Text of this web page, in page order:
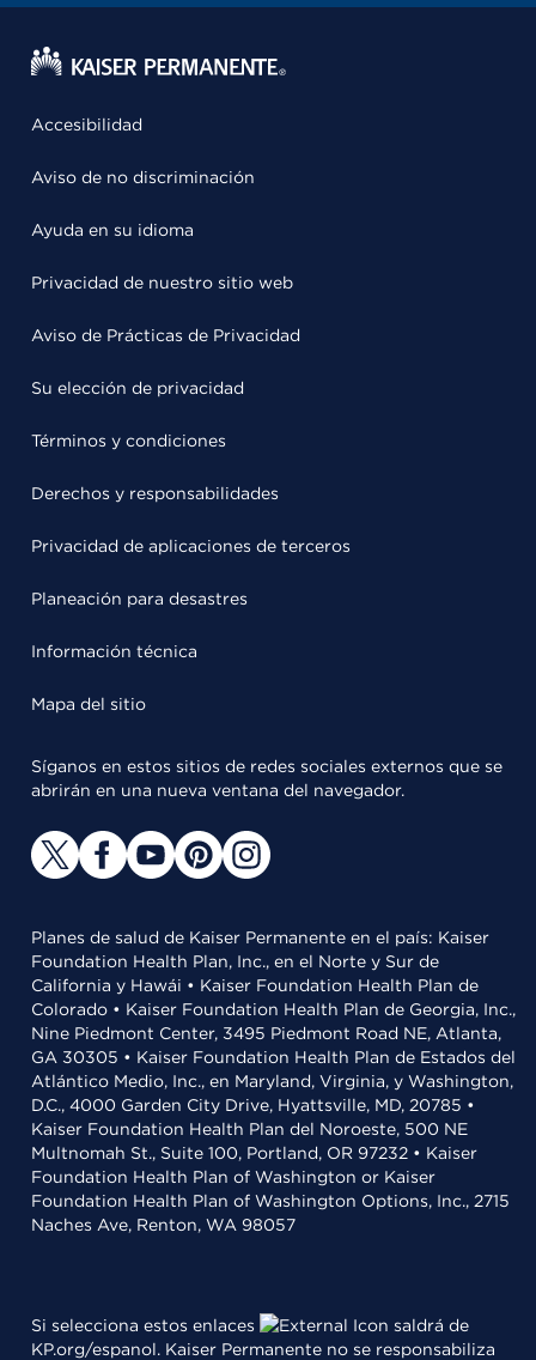
Accesibilidad
Aviso de no discriminación
Ayuda en su idioma
Privacidad de nuestro sitio web
Aviso de Prácticas de Privacidad
Su elección de privacidad
Términos y condiciones
Derechos y responsabilidades
Privacidad de aplicaciones de terceros
Planeación para desastres
Información técnica
Mapa del sitio
Síganos en estos sitios de redes sociales externos que se
abrirán en una nueva ventana del navegador.
Planes de salud de Kaiser Permanente en el país: Kaiser
Foundation Health Plan, Inc., en el Norte y Sur de
California y Hawái • Kaiser Foundation Health Plan de
Colorado • Kaiser Foundation Health Plan de Georgia, Inc.,
Nine Piedmont Center, 3495 Piedmont Road NE, Atlanta,
GA 30305 • Kaiser Foundation Health Plan de Estados del
Atlántico Medio, Inc., en Maryland, Virginia, y Washington,
D.C., 4000 Garden City Drive, Hyattsville, MD, 20785 •
Kaiser Foundation Health Plan del Noroeste, 500 NE
Multnomah St., Suite 100, Portland, OR 97232 • Kaiser
Foundation Health Plan of Washington or Kaiser
Foundation Health Plan of Washington Options, Inc., 2715
Naches Ave, Renton, WA 98057
Si selecciona estos enlaces
saldrá de
KP.org/espanol. Kaiser Permanente no se responsabiliza